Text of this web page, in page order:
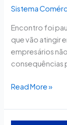
Sistema
Encontro foi
que vão atingir
empresários
consequências
Read More »